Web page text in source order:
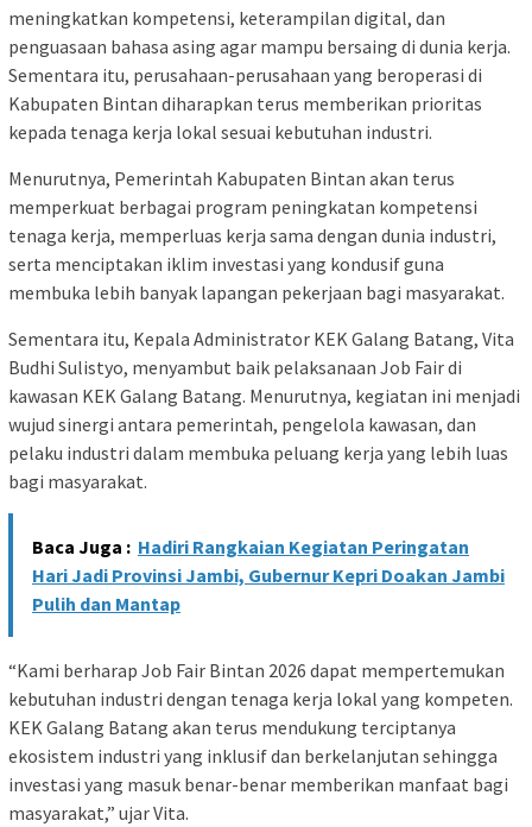
meningkatkan kompetensi, keterampilan digital, dan
penguasaan bahasa asing agar mampu bersaing di dunia kerja.
Sementara itu, perusahaan-perusahaan yang beroperasi di
Kabupaten Bintan diharapkan terus memberikan prioritas
kepada tenaga kerja lokal sesuai kebutuhan industri.
Menurutnya, Pemerintah Kabupaten Bintan akan terus
memperkuat berbagai program peningkatan kompetensi
tenaga kerja, memperluas kerja sama dengan dunia industri,
serta menciptakan iklim investasi yang kondusif guna
membuka lebih banyak lapangan pekerjaan bagi masyarakat.
Sementara itu, Kepala Administrator KEK Galang Batang, Vita
Budhi Sulistyo, menyambut baik pelaksanaan Job Fair di
kawasan KEK Galang Batang. Menurutnya, kegiatan ini menjadi
wujud sinergi antara pemerintah, pengelola kawasan, dan
pelaku industri dalam membuka peluang kerja yang lebih luas
bagi masyarakat.
Baca Juga : Hadiri Rangkaian Kegiatan Peringatan
Hari Jadi Provinsi Jambi, Gubernur Kepri Doakan Jambi
Pulih dan Mantap
“Kami berharap Job Fair Bintan 2026 dapat mempertemukan
kebutuhan industri dengan tenaga kerja lokal yang kompeten.
KEK Galang Batang akan terus mendukung terciptanya
ekosistem industri yang inklusif dan berkelanjutan sehingga
investasi yang masuk benar-benar memberikan manfaat bagi
masyarakat,” ujar Vita.